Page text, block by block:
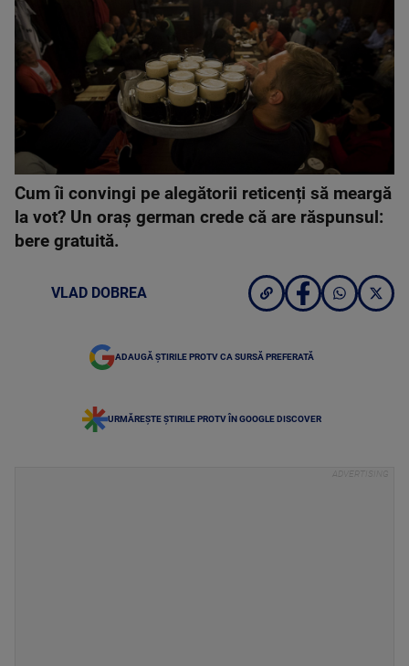
Cum îi convingi pe alegătorii reticenți să meargă
la vot? Un oraș german crede că are răspunsul:
bere gratuită.
VLAD DOBREA
ADAUGĂ ȘTIRILE PROTV CA SURSĂ PREFERATĂ
URMĂREȘTE ȘTIRILE PROTV ÎN GOOGLE DISCOVER